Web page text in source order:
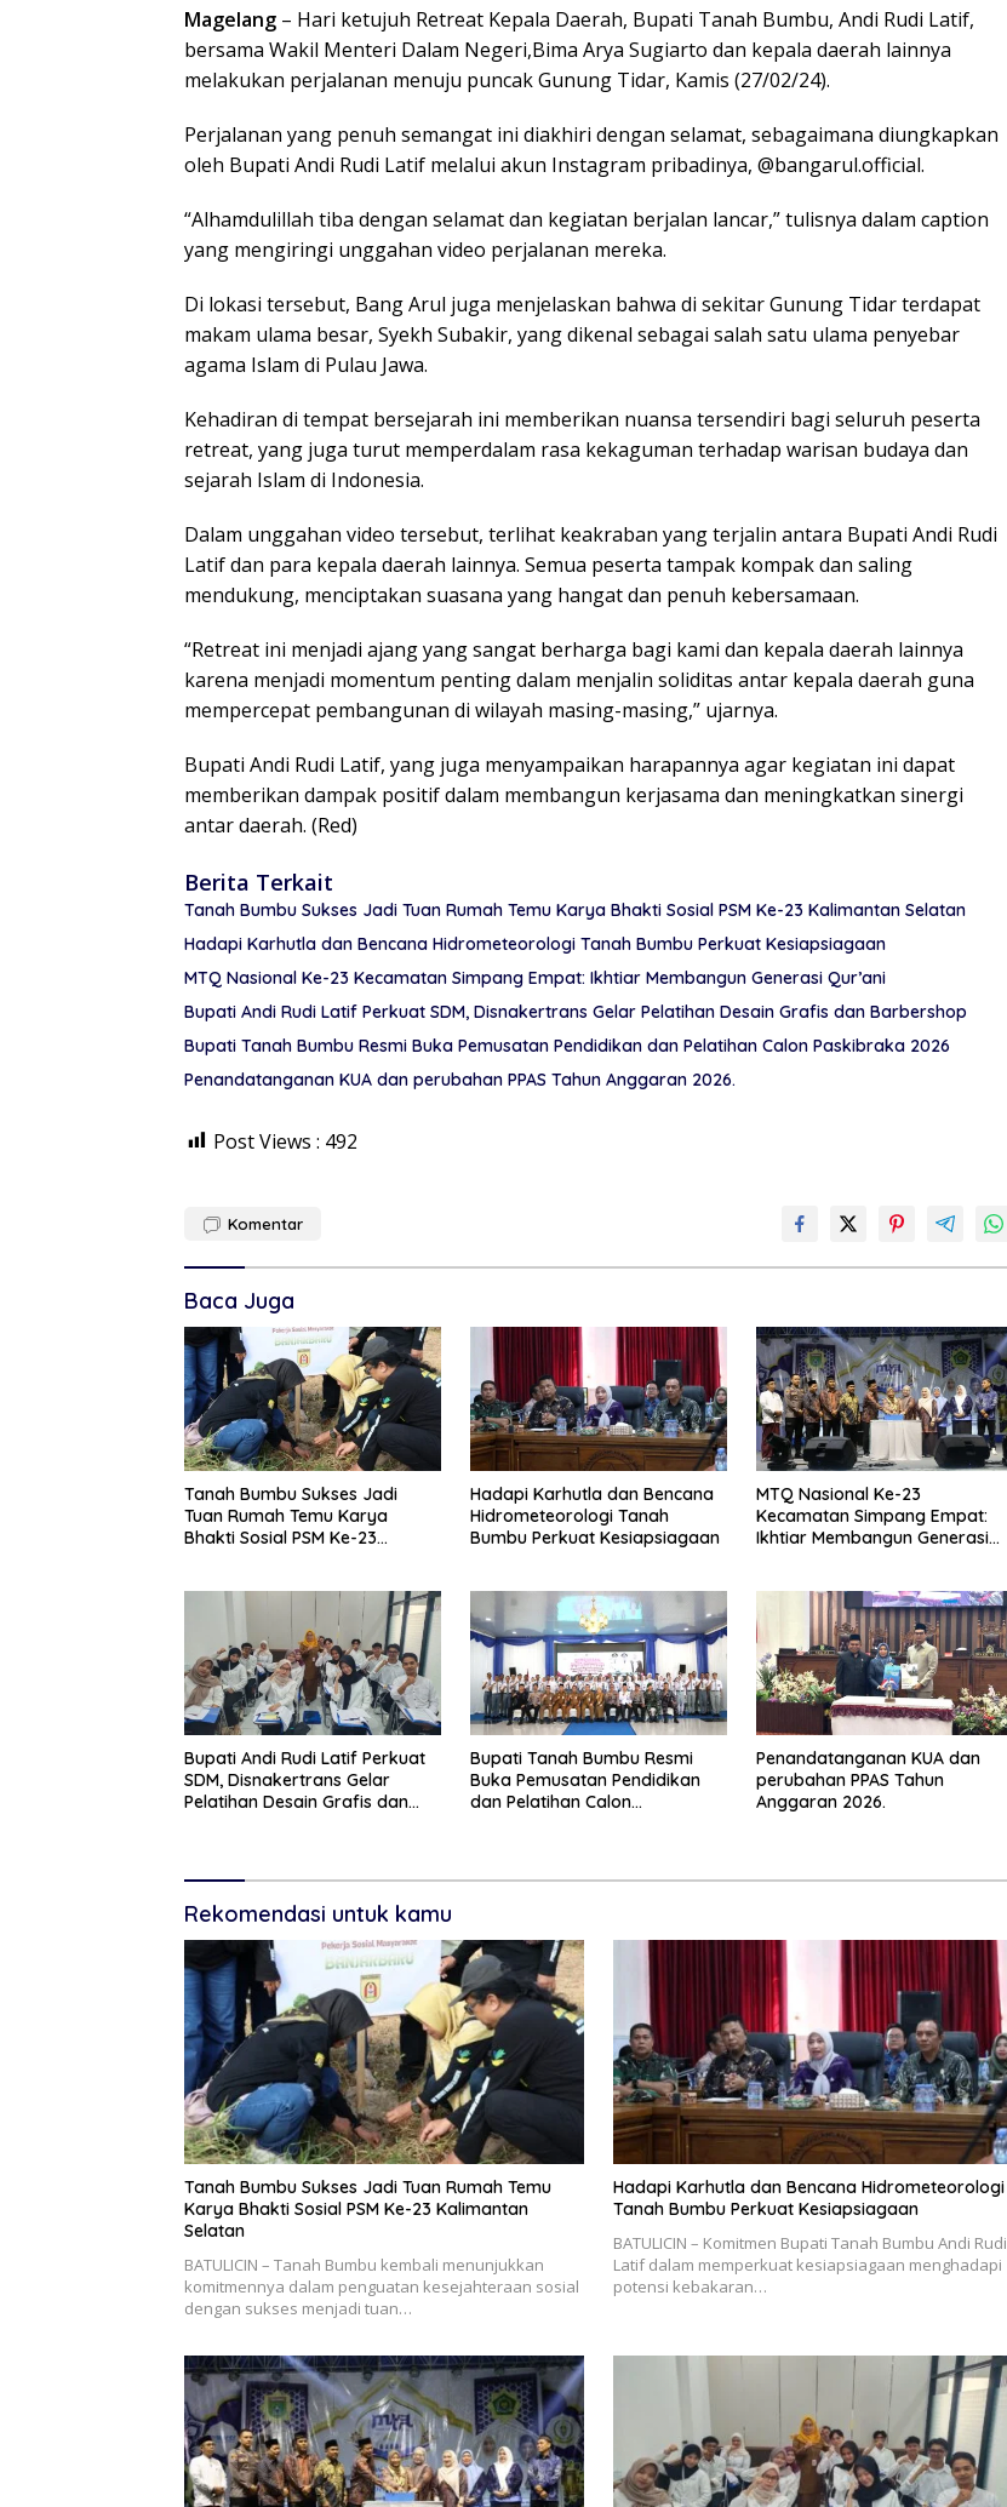
Magelang – Hari ketujuh Retreat Kepala Daerah, Bupati Tanah Bumbu, Andi Rudi Latif,
bersama Wakil Menteri Dalam Negeri,Bima Arya Sugiarto dan kepala daerah lainnya
melakukan perjalanan menuju puncak Gunung Tidar, Kamis (27/02/24).
Perjalanan yang penuh semangat ini diakhiri dengan selamat, sebagaimana diungkapkan
oleh Bupati Andi Rudi Latif melalui akun Instagram pribadinya, @bangarul.official.
“Alhamdulillah tiba dengan selamat dan kegiatan berjalan lancar,” tulisnya dalam caption
yang mengiringi unggahan video perjalanan mereka.
Di lokasi tersebut, Bang Arul juga menjelaskan bahwa di sekitar Gunung Tidar terdapat
makam ulama besar, Syekh Subakir, yang dikenal sebagai salah satu ulama penyebar
agama Islam di Pulau Jawa.
Kehadiran di tempat bersejarah ini memberikan nuansa tersendiri bagi seluruh peserta
retreat, yang juga turut memperdalam rasa kekaguman terhadap warisan budaya dan
sejarah Islam di Indonesia.
Dalam unggahan video tersebut, terlihat keakraban yang terjalin antara Bupati Andi Rudi
Latif dan para kepala daerah lainnya. Semua peserta tampak kompak dan saling
mendukung, menciptakan suasana yang hangat dan penuh kebersamaan.
“Retreat ini menjadi ajang yang sangat berharga bagi kami dan kepala daerah lainnya
karena menjadi momentum penting dalam menjalin soliditas antar kepala daerah guna
mempercepat pembangunan di wilayah masing-masing,” ujarnya.
Bupati Andi Rudi Latif, yang juga menyampaikan harapannya agar kegiatan ini dapat
memberikan dampak positif dalam membangun kerjasama dan meningkatkan sinergi
antar daerah. (Red)
Berita Terkait
Tanah Bumbu Sukses Jadi Tuan Rumah Temu Karya Bhakti Sosial PSM Ke-23 Kalimantan Selatan
Hadapi Karhutla dan Bencana Hidrometeorologi Tanah Bumbu Perkuat Kesiapsiagaan
MTQ Nasional Ke-23 Kecamatan Simpang Empat: Ikhtiar Membangun Generasi Qur’ani
Bupati Andi Rudi Latif Perkuat SDM, Disnakertrans Gelar Pelatihan Desain Grafis dan Barbershop
Bupati Tanah Bumbu Resmi Buka Pemusatan Pendidikan dan Pelatihan Calon Paskibraka 2026
Penandatanganan KUA dan perubahan PPAS Tahun Anggaran 2026.
Post Views : 492
Komentar
Baca Juga
Tanah Bumbu Sukses Jadi
Tuan Rumah Temu Karya
Bhakti Sosial PSM Ke-23
Hadapi Karhutla dan Bencana
Hidrometeorologi Tanah
Bumbu Perkuat Kesiapsiagaan
MTQ Nasional Ke-23
Kecamatan Simpang Empat:
Ikhtiar Membangun Generasi
Bupati Andi Rudi Latif Perkuat
SDM, Disnakertrans Gelar
Pelatihan Desain Grafis dan
Bupati Tanah Bumbu Resmi
Buka Pemusatan Pendidikan
dan Pelatihan Calon
Penandatanganan KUA dan
perubahan PPAS Tahun
Anggaran 2026.
Rekomendasi untuk kamu
Tanah Bumbu Sukses Jadi Tuan Rumah Temu
Karya Bhakti Sosial PSM Ke-23 Kalimantan
Selatan
BATULICIN – Tanah Bumbu kembali menunjukkan
komitmennya dalam penguatan kesejahteraan sosial
dengan sukses menjadi tuan…
Hadapi Karhutla dan Bencana Hidrometeorologi
Tanah Bumbu Perkuat Kesiapsiagaan
BATULICIN – Komitmen Bupati Tanah Bumbu Andi Rudi
Latif dalam memperkuat kesiapsiagaan menghadapi
potensi kebakaran…